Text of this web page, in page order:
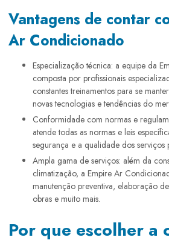
Vantagens de contar
Ar Condicionado
Especialização técnica: a equipe da Empire Ar Condicionado é
composta por profissionais
constantes treinamentos para se
novas tecnologias e tendências do
Conformidade com normas e regulamentações: a empresa
atende todas as normas e leis
segurança e a qualidade dos serviços
Ampla gama de serviços: além da consultoria em sistemas de
climatização, a Empire Ar
manutenção preventiva, elaboração
obras e muito mais.
Por que escolher a